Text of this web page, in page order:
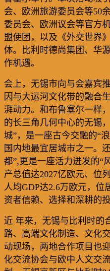
会、欧洲旅游委员会等50
委员会、欧洲议会等官方
盟使团，以及《外交世界
体。比利时德尚集团、华
作机遇。
会上，无锡市向与会嘉宾
因与大运河文化带的融合
湃动力。和布鲁塞尔一样
的长三角几何中心的无锡
城”，是一座古今交融的“
国内地最宜居城市之一。
都”,更是一座活力迸发的“
产总值达2027亿欧元、位
人均GDP达2.6万欧元，位
资者信赖、选择和深耕的
近 年来，无锡与比利时的
路、高端文化制造、文化
动现场，两地合作项目也
化交流协会与欧中人文交